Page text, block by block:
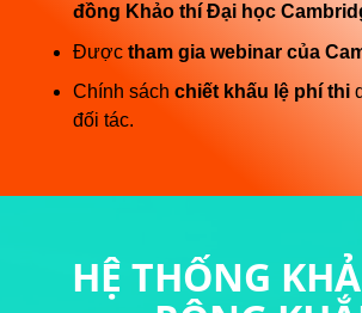
đồng Khảo thí Đại học
Được tham gia webinar của
Chính sách chiết khấu lệ phí thi
đối tác.
HỆ THỐNG